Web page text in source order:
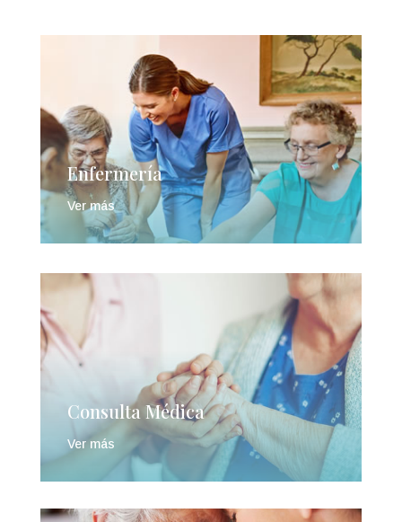
Enfermería
Ver más
Consulta Médica
Ver más